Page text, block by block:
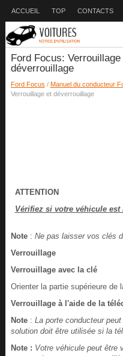
ACCUEIL TOP CONTACTS
Ford Focus: Verrouillage
déverrouillage
Ford Focus / Manuel du conducteur
Verrouillage et déverrouillage
ATTENTION
Vérifiez si votre véhicule est
Note: Ne pas laisser vos clés
Verrouillage
Verrouillage avec la clé
Orienter la partie supérieure de
Verrouillage à l'aide de la
Note : La porte conducteur
solution doit être utilisée si la
Note : Votre véhicule peut être